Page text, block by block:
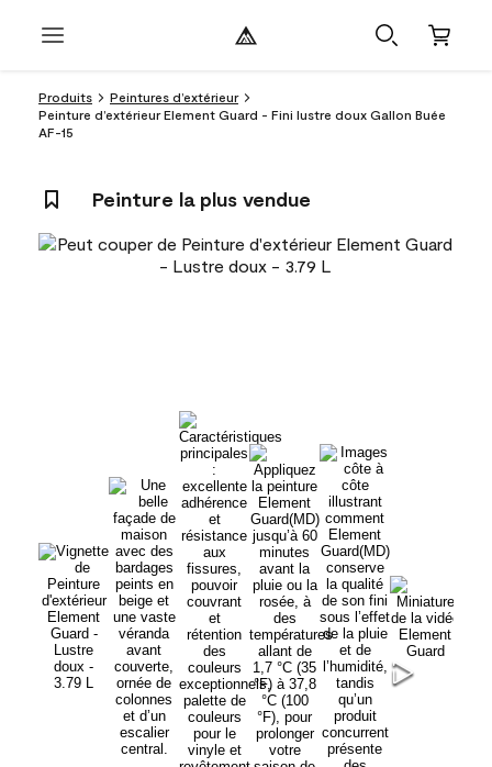
Produits
Peintures d’extérieur
Peinture d’extérieur Element Guard - Fini lustre doux Gallon Buée
AF-15
Peinture la plus vendue